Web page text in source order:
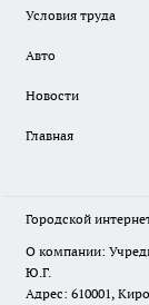
Условия труда
Авто
Новости
Главная
Городской
О компании:
Ю.Г.
Адрес: 610001,